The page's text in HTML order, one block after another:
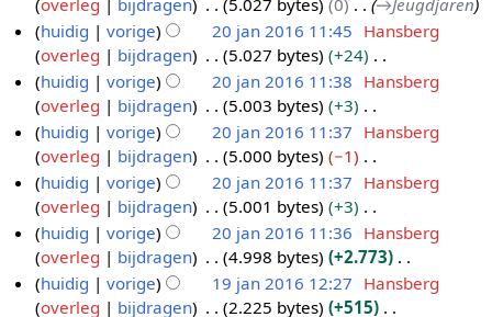
i
n
g
overleg
bijdragen 5.027 bytes 0 →Jeugdjaren
huidig
vorige 20 jan 2016 11:45 Hansberg
overleg
bijdragen 5.027 bytes
+24
G
e
e
n
b
e
w
e
r
k
huidig vorige 20 jan 2016 11:38 Hansberg
overleg
bijdragen 5.003 bytes
+3
G
e
e
n
b
e
w
e
huidig vorige 20 jan 2016 11:37 Hansberg
overleg
bijdragen 5.000 bytes
−1
G
e
e
n
b
e
huidig vorige 20 jan 2016 11:37 Hansberg
overleg
bijdragen 5.001 bytes
+3
G
e
e
n
huidig vorige 20 jan 2016 11:36 Hansberg
overleg
bijdragen 4.998 bytes
+2.773
G
e
huidig vorige 19 jan 2016 12:27 Hansberg
overleg
bijdragen 2.225 bytes
+515